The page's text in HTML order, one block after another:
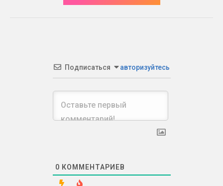
Подписаться авторизуйтесь
0 КОММЕНТАРИЕВ